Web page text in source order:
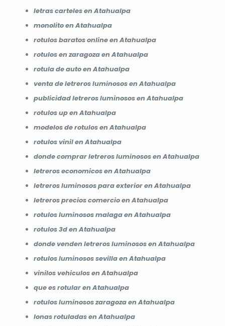
letras carteles en Atahualpa
monolito en Atahualpa
rotulos baratos online en Atahualpa
rotulos en zaragoza en Atahualpa
rotula de auto en Atahualpa
venta de letreros luminosos en Atahualpa
publicidad letreros luminosos en Atahualpa
rotulos up en Atahualpa
modelos de rotulos en Atahualpa
rotulos vinil en Atahualpa
donde comprar letreros luminosos en Atahualpa
letreros economicos en Atahualpa
letreros luminosos para exterior en Atahualpa
letreros precios comercio en Atahualpa
rotulos luminosos malaga en Atahualpa
rotulos 3d en Atahualpa
donde venden letreros luminosos en Atahualpa
rotulos luminosos sevilla en Atahualpa
vinilos vehiculos en Atahualpa
que es rotular en Atahualpa
rotulos luminosos zaragoza en Atahualpa
lonas rotuladas en Atahualpa